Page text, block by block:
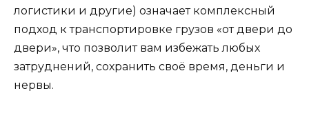
логистики и другие) означает комплексный
подход к транспортировке грузов «от двери до
двери», что позволит вам избежать любых
затруднений, сохранить своё время, деньги и
нервы.